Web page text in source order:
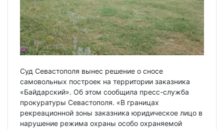
Суд Севастополя вынес решение о сносе
самовольных построек на территории заказника
«Байдарский». Об этом сообщила пресс-служба
прокуратуры Севастополя. «В границах
рекреационной зоны заказника юридическое лицо в
нарушение режима охраны особо охраняемой